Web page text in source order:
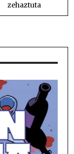
zehaztuta